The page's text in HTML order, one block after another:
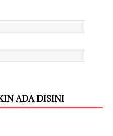
ADA DISINI